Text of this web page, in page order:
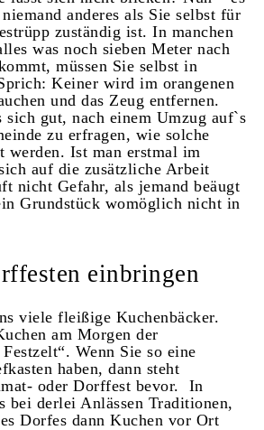
anderes als Sie selbst für
zuständig ist. In manchen
was noch sieben Meter nach
müssen Sie selbst in
Keiner wird im orangenen
und das Zeug entfernen.
sich gut, nach einem Umzug auf`s
zu erfragen, wie solche
werden. Ist man erstmal im
auf die zusätzliche Arbeit
nicht Gefahr, als jemand beäugt
Grundstück womöglich nicht in
einbringen
viele fleißige Kuchenbäcker.
am Morgen der
Wenn Sie so eine
haben, dann steht
oder Dorffest bevor. In
bei derlei Anlässen Traditionen,
Dorfes dann Kuchen vor Ort